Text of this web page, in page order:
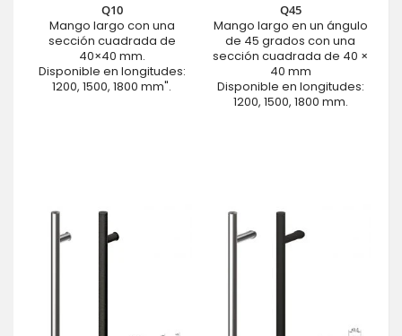
Q10
Mango largo con una
sección cuadrada de
40×40 mm.
Disponible en longitudes:
1200, 1500, 1800 mm".
Q45
Mango largo en un ángulo
de 45 grados con una
sección cuadrada de 40 ×
40 mm
Disponible en longitudes:
1200, 1500, 1800 mm.